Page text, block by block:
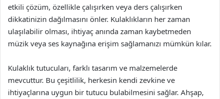
etkili çözüm, özellikle çalışırken veya ders çalışırken
dikkatinizin dağılmasını önler. Kulaklıkların her zaman
ulaşılabilir olması, ihtiyaç anında zaman kaybetmeden
müzik veya ses kaynağına erişim sağlamanızı mümkün kılar.
Kulaklık tutucuları, farklı tasarım ve malzemelerde
mevcuttur. Bu çeşitlilik, herkesin kendi zevkine ve
ihtiyaçlarına uygun bir tutucu bulabilmesini sağlar. Ahşap,